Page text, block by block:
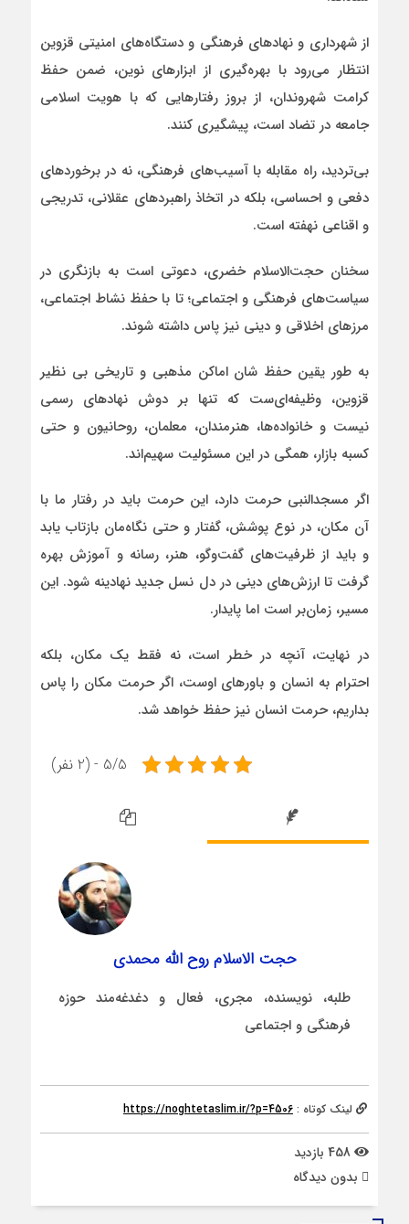
از شهرداری‌ و نهادهای فرهنگی و دستگاه‌های امنیتی قزوین
انتظار می‌رود با بهره‌گیری از ابزارهای نوین، ضمن حفظ
کرامت شهروندان، از بروز رفتارهایی که با هویت اسلامی
جامعه در تضاد است، پیشگیری کنند.
بی‌تردید، راه مقابله با آسیب‌های فرهنگی، نه در برخوردهای
دفعی و احساسی، بلکه در اتخاذ راهبردهای عقلانی، تدریجی
و اقناعی نهفته است.
سخنان حجت‌الاسلام خضری، دعوتی است به بازنگری در
سیاست‌های فرهنگی و اجتماعی؛ تا با حفظ نشاط اجتماعی،
مرزهای اخلاقی و دینی نیز پاس داشته شوند.
به طور یقین حفظ شان اماکن مذهبی و تاریخی بی نظیر
قزوین، وظیفه‌ای‌ست که تنها بر دوش نهادهای رسمی
نیست و خانواده‌ها، هنرمندان، معلمان، روحانیون و حتی
کسبه بازار، همگی در این مسئولیت سهیم‌اند.
اگر مسجدالنبی حرمت دارد، این حرمت باید در رفتار ما با
آن مکان، در نوع پوشش، گفتار و حتی نگاه‌مان بازتاب یابد
و باید از ظرفیت‌های گفت‌وگو، هنر، رسانه و آموزش بهره
گرفت تا ارزش‌های دینی در دل نسل جدید نهادینه شود. این
مسیر، زمان‌بر است اما پایدار.
در نهایت، آنچه در خطر است، نه فقط یک مکان، بلکه
احترام به انسان و باورهای اوست، اگر حرمت مکان را پاس
بداریم، حرمت انسان نیز حفظ خواهد شد.
5/5 - (2 نفر)
حجت الاسلام روح الله محمدی
طلبه، نویسنده، مجری، فعال و دغدغه‌مند حوزه
فرهنگی و اجتماعی
لینک کوتاه : https://noghtetaslim.ir/?p=4506
بدون دیدگاه